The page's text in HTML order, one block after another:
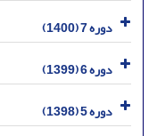
دوره 7 (1400)
دوره 6 (1399)
دوره 5 (1398)